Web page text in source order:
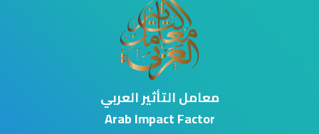
معامل التأثير العربي
Arab Impact Factor